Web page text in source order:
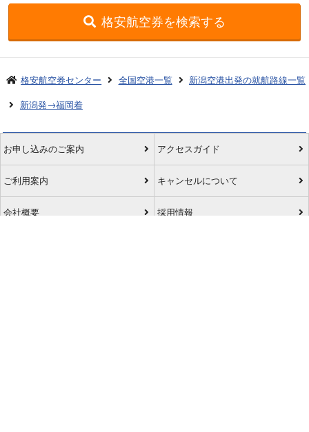
格安航空券を検索する
格安航空券センター 全国空港一覧
新潟空港出発の就航路線一覧
新潟発→福岡着
お申し込みのご案内 アクセスガイド
ご利用案内 キャンセルについて
会社概要 採用情報